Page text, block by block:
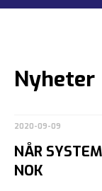
Nyheter
2020-09-09
NÅR
NOK